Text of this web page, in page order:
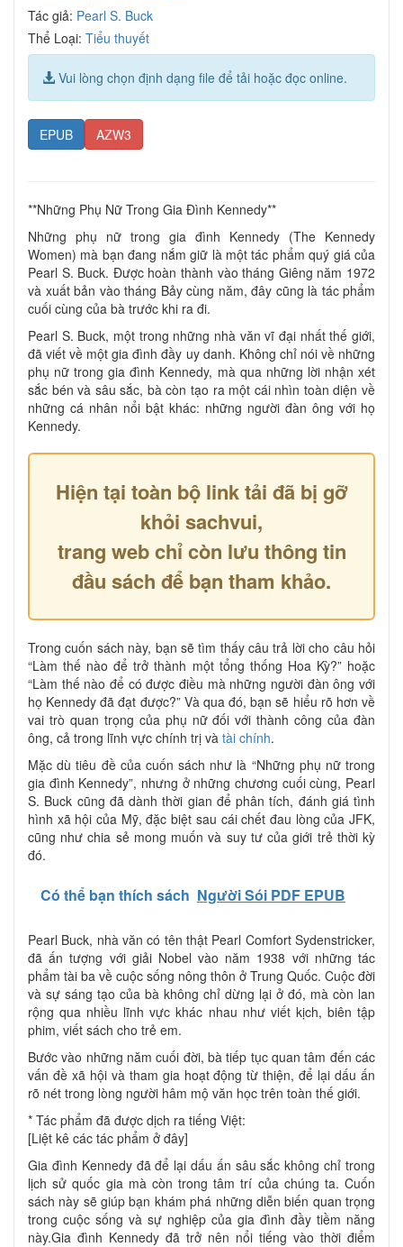
Tác giả: Pearl S. Buck
Thể Loại: Tiểu thuyết
Vui lòng chọn định dạng file để tải hoặc đọc online.
EPUB AZW3
**Những Phụ Nữ Trong Gia Đình Kennedy**
Những phụ nữ trong gia đình Kennedy (The Kennedy
Women) mà bạn đang nắm giữ là một tác phẩm quý giá của
Pearl S. Buck. Được hoàn thành vào tháng Giêng năm 1972
và xuất bản vào tháng Bảy cùng năm, đây cũng là tác phẩm
cuối cùng của bà trước khi ra đi.
Pearl S. Buck, một trong những nhà văn vĩ đại nhất thế giới,
đã viết về một gia đình đầy uy danh. Không chỉ nói về những
phụ nữ trong gia đình Kennedy, mà qua những lời nhận xét
sắc bén và sâu sắc, bà còn tạo ra một cái nhìn toàn diện về
những cá nhân nổi bật khác: những người đàn ông với họ
Kennedy.
Hiện tại toàn bộ link tải đã bị gỡ
khỏi sachvui,
trang web chỉ còn lưu thông tin
đầu sách để bạn tham khảo.
Trong cuốn sách này, bạn sẽ tìm thấy câu trả lời cho câu hỏi
“Làm thế nào để trở thành một tổng thống Hoa Kỳ?” hoặc
“Làm thế nào để có được điều mà những người đàn ông với
họ Kennedy đã đạt được?” Và qua đó, bạn sẽ hiểu rõ hơn về
vai trò quan trọng của phụ nữ đối với thành công của đàn
ông, cả trong lĩnh vực chính trị và tài chính.
Mặc dù tiêu đề của cuốn sách như là “Những phụ nữ trong
gia đình Kennedy”, nhưng ở những chương cuối cùng, Pearl
S. Buck cũng đã dành thời gian để phân tích, đánh giá tình
hình xã hội của Mỹ, đặc biệt sau cái chết đau lòng của JFK,
cũng như chia sẻ mong muốn và suy tư của giới trẻ thời kỳ
đó.
Có thể bạn thích sách Người Sói PDF EPUB
Pearl Buck, nhà văn có tên thật Pearl Comfort Sydenstricker,
đã ấn tượng với giải Nobel vào năm 1938 với những tác
phẩm tài ba về cuộc sống nông thôn ở Trung Quốc. Cuộc đời
và sự sáng tạo của bà không chỉ dừng lại ở đó, mà còn lan
rộng qua nhiều lĩnh vực khác nhau như viết kịch, biên tập
phim, viết sách cho trẻ em.
Bước vào những năm cuối đời, bà tiếp tục quan tâm đến các
vấn đề xã hội và tham gia hoạt động từ thiện, để lại dấu ấn
rõ nét trong lòng người hâm mộ văn học trên toàn thế giới.
* Tác phẩm đã được dịch ra tiếng Việt:
[Liệt kê các tác phẩm ở đây]
Gia đình Kennedy đã để lại dấu ấn sâu sắc không chỉ trong
lịch sử quốc gia mà còn trong tâm trí của chúng ta. Cuốn
sách này sẽ giúp bạn khám phá những diễn biến quan trọng
trong cuộc sống và sự nghiệp của gia đình đầy tiềm năng
này.Gia đình Kennedy đã trở nên nổi tiếng vào thời điểm